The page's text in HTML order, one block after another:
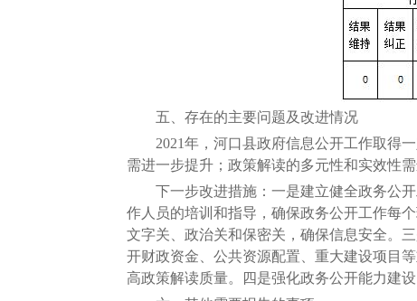
五、存在的主要问题及改进情况
2021年，河口县政府信息公开工作取得一
需进一步提升；政策解读的多元性和实效性
下一步改进措施：一是建立健全政务公开
作人员的培训和指导，确保政务公开工作每
文字关、政治关和保密关，确保信息安全。
开财政资金、公共资源配置、重大建设项目
高政策解读质量。四是强化政务公开能力建